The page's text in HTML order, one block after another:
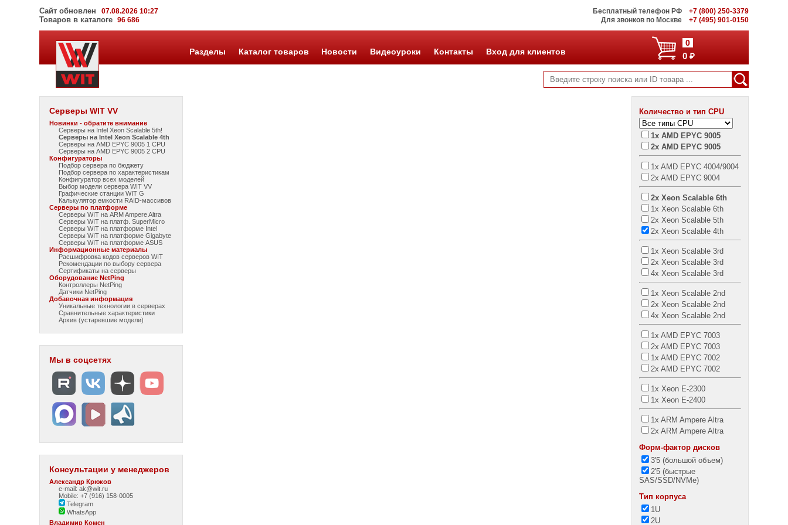
Сайт обновлен 07.08.2026 10:27
Товаров в каталоге96 686
Бесплатный телефон РФ
+7 (800) 250-3379
Для звонков по Москве
+7 (495) 901-0150
0
0 ₽
Разделы Каталог товаров Новости Видеоуроки Контакты Вход для клиентов
Серверы WIT VV
Новинки - обратите внимание
Серверы на Intel Xeon Scalable 5th!
Серверы на Intel Xeon Scalable 4th
Серверы на AMD EPYC 9005 1 CPU
Серверы на AMD EPYC 9005 2 CPU
Конфигураторы
Подбор сервера по бюджету
Подбор сервера по характеристикам
Конфигуратор всех моделей
Выбор модели сервера WIT VV
Графические станции WIT G
Калькулятор емкости RAID-массивов
Серверы по платформе
Серверы WIT на ARM Ampere Altra
Серверы WIT на платф. SuperMicro
Серверы WIT на платформе Intel
Серверы WIT на платформе Gigabyte
Серверы WIT на платформе ASUS
Информационные материалы
Расшифровка кодов серверов WIT
Рекомендации по выбору сервера
Сертификаты на серверы
Оборудование NetPing
Контроллеры NetPing
Датчики NetPing
Добавочная информация
Уникальные технологии в серверах
Сравнительные характеристики
Архив (устаревшие модели)
Мы в соцсетях
Консультации у менеджеров
Александр Крюков
e-mail: ak@wit.ru
Mobile: +7 (916) 158-0005
Telegram
WhatsApp
Владимир Комен
Количество и тип CPU
1x AMD EPYC 9005
2x AMD EPYC 9005
1x AMD EPYC 4004/9004
2x AMD EPYC 9004
2x Xeon Scalable 6th
1x Xeon Scalable 6th
2x Xeon Scalable 5th
2x Xeon Scalable 4th
1x Xeon Scalable 3rd
2x Xeon Scalable 3rd
4x Xeon Scalable 3rd
1x Xeon Scalable 2nd
2x Xeon Scalable 2nd
4x Xeon Scalable 2nd
1x AMD EPYC 7003
2x AMD EPYC 7003
1x AMD EPYC 7002
2x AMD EPYC 7002
1x Xeon E-2300
1x Xeon E-2400
1x ARM Ampere Altra
2x ARM Ampere Altra
Форм-фактор дисков
3'5 (большой объем)
2'5 (быстрые
SAS/SSD/NVMe)
Тип корпуса
1U
2U